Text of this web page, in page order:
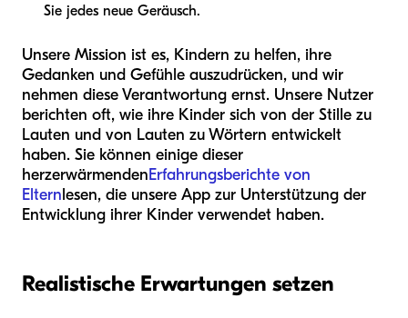
Sie jedes neue Geräusch.
Unsere Mission ist es, Kindern zu helfen, ihre
Gedanken und Gefühle auszudrücken, und wir
nehmen diese Verantwortung ernst. Unsere Nutzer
berichten oft, wie ihre Kinder sich von der Stille zu
Lauten und von Lauten zu Wörtern entwickelt
haben. Sie können einige dieser
herzerwärmendenErfahrungsberichte von
Elternlesen, die unsere App zur Unterstützung der
Entwicklung ihrer Kinder verwendet haben.
Realistische Erwartungen setzen